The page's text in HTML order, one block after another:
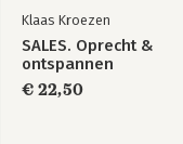
Klaas Kroezen
SALES. Oprecht &
ontspannen
€ 22,50